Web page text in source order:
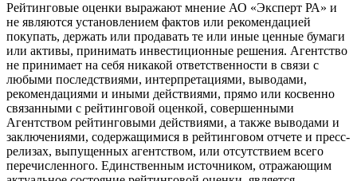
Рейтинговые оценки выражают мнение АО «Эксперт РА» и
не являются установлением фактов или рекомендацией
покупать, держать или продавать те или иные ценные бумаги
или активы, принимать инвестиционные решения. Агентство
не принимает на себя никакой ответственности в связи с
любыми последствиями, интерпретациями, выводами,
рекомендациями и иными действиями, прямо или косвенно
связанными с рейтинговой оценкой, совершенными
Агентством рейтинговыми действиями, а также выводами и
заключениями, содержащимися в рейтинговом отчете и пресс-
релизах, выпущенных агентством, или отсутствием всего
перечисленного. Единственным источником, отражающим